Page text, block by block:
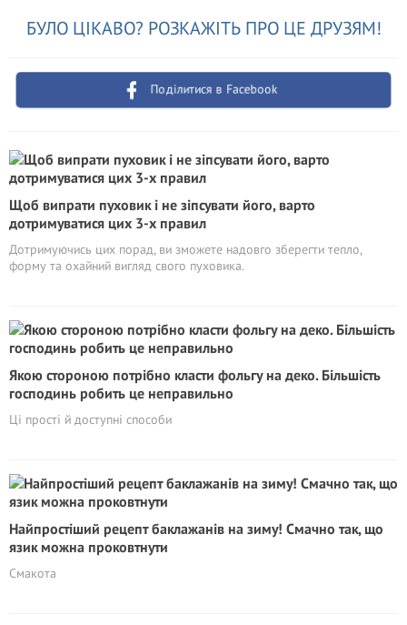
БУЛО ЦІКАВО? РОЗКАЖІТЬ ПРО ЦЕ ДРУЗЯМ!
Поділитися в Facebook
Щоб випрати пуховик і не зіпсувати його, варто
дотримуватися цих 3-х правил
Дотримуючись цих порад, ви зможете надовго зберегти тепло,
форму та охайний вигляд свого пуховика.
Якою стороною потрібно класти фольгу на деко. Більшість
господинь робить це неправильно
Ці прості й доступні способи
Найпростіший рецепт баклажанів на зиму! Смачно так, що
язик можна проковтнути
Смакота